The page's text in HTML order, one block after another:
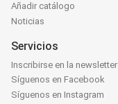
Añadir catálogo
Noticias
Servicios
Inscribirse en la newsletter
Síguenos en Facebook
Síguenos en Instagram